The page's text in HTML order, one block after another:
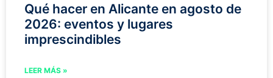
Qué hacer en Alicante en agosto de
2026: eventos y lugares
imprescindibles
LEER MÁS »